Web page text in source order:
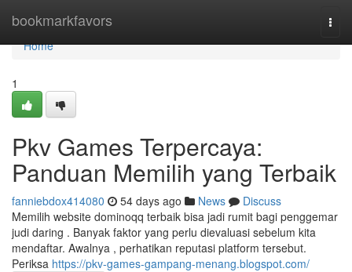
bookmarkfavors
Home
Home
1
Pkv Games Terpercaya:
Panduan Memilih yang Terbaik
fanniebdox414080 54 days ago News
Discuss
Memilih website dominoqq terbaik bisa jadi rumit bagi penggemar
judi daring . Banyak faktor yang perlu dievaluasi sebelum kita
mendaftar. Awalnya , perhatikan reputasi platform tersebut.
Periksa https://pkv-games-gampang-menang.blogspot.com/